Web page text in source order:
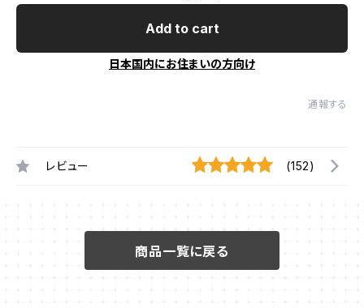
Add to cart
日本国内にお住まいの方向け
通報する
レビュー (152)
商品一覧に戻る